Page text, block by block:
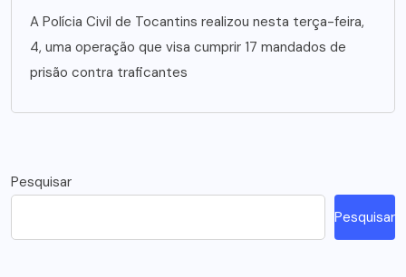
A Polícia Civil de Tocantins realizou nesta terça-feira,
4, uma operação que visa cumprir 17 mandados de
prisão contra traficantes
Pesquisar
Pesquisar